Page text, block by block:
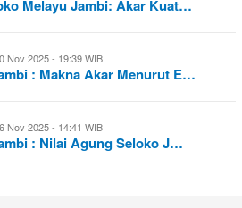
Melayu Jambi: Akar Kuat…
Nov 2025 - 19:39 WIB
: Makna Akar Menurut E…
Nov 2025 - 14:41 WIB
: Nilai Agung Seloko J…